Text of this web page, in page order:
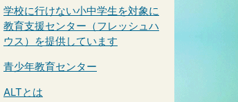
学校に行けない小中学生を対象に
教育支援センター（フレッシュハ
ウス）を提供しています
青少年教育センター
ALTとは